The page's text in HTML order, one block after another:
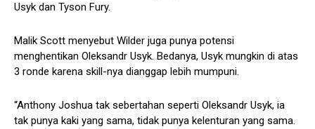
Usyk dan Tyson Fury.
Malik Scott menyebut Wilder juga punya potensi
menghentikan Oleksandr Usyk. Bedanya, Usyk mungkin di atas
3 ronde karena skill-nya dianggap lebih mumpuni.
“Anthony Joshua tak sebertahan seperti Oleksandr Usyk, ia
tak punya kaki yang sama, tidak punya kelenturan yang sama.